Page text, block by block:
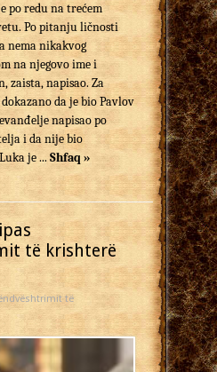
po redu na trećem
Po pitanju ličnosti
nema nikakvog
na njegovo ime i
zaista, napisao. Za
da je bio Pavlov
napisao po
i da nije bio
je ... Shfaq »
të krishterë
të